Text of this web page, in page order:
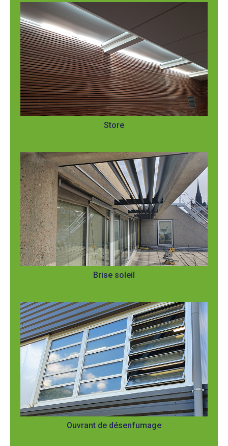
Store
Brise soleil
Ouvrant de désenfumage